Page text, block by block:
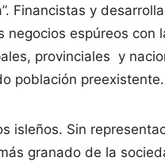
Financistas y
espúreos con
provinciales y
población preexistente.
isleños. Sin
granado de la